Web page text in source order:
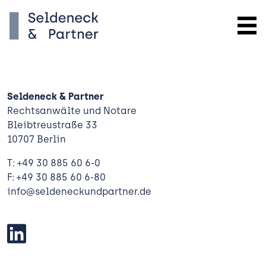
Kanzlei
Expertise
Team
Seldeneck & Partner
Rechtsanwälte und Notare
Bleibtreustraße 33
10707 Berlin
T: +49 30 885 60 6-0
F: +49 30 885 60 6-80
info@seldeneckundpartner.de